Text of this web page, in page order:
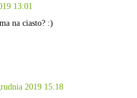
13:01
na ciasto? :)
2019 15:18